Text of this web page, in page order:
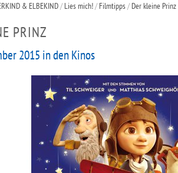
& ELBEKIND/Lies mich!/Filmtipps/Der kleine Prinz
PRINZ
2015 in den Kinos